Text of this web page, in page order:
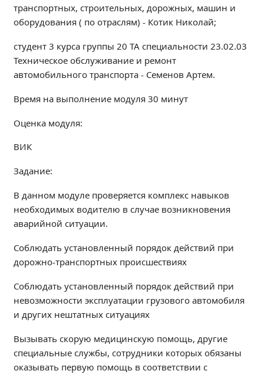
СВЕДЕНИЯ ОБ ОБРАЗОВАТЕЛЬНОЙ ОРГАНИЗАЦИИ
Структура и органы управления образовательной
организацией
Документы
Образование
Руководство
Педагогический состав
оснащенность образовательного процесса.
Стипендии и меры поддержки обучающихся
Платные образовательные услуги
Вакантные места для приёма (перевода)
Организация питания в образовательной
организации
УЧЕБНАЯ РАБОТА
Расписание занятий
транспортных, строительных, дорожных, машин и
оборудования ( по отраслям) - Котик Николай;
студент 3 курса группы 20 ТА специальности 23.02.03
Техническое обслуживание и ремонт
автомобильного транспорта - Семенов Артем.
Время на выполнение модуля 30 минут
Оценка модуля:
ВИК
Задание:
В данном модуле проверяется комплекс навыков
необходимых водителю в случае возникновения
аварийной ситуации.
Соблюдать установленный порядок действий при
дорожно-транспортных происшествиях
Соблюдать установленный порядок действий при
невозможности эксплуатации грузового автомобиля
и других нештатных ситуациях
Вызывать скорую медицинскую помощь, другие
специальные службы, сотрудники которых обязаны
оказывать первую помощь в соответствии с